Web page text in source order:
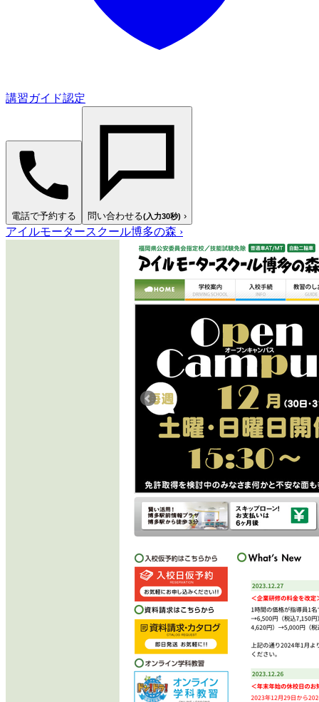
講習ガイド認定
電話で予約する 問い合わせる(入力30秒) ›
アイルモータースクール博多の森 ›